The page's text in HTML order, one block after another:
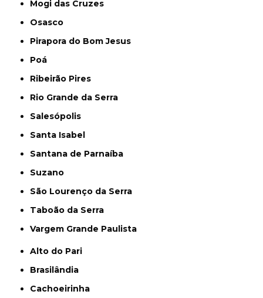
Mogi das Cruzes
Osasco
Pirapora do Bom Jesus
Poá
Ribeirão Pires
Rio Grande da Serra
Salesópolis
Santa Isabel
Santana de Parnaíba
Suzano
São Lourenço da Serra
Taboão da Serra
Vargem Grande Paulista
Alto do Pari
Brasilândia
Cachoeirinha